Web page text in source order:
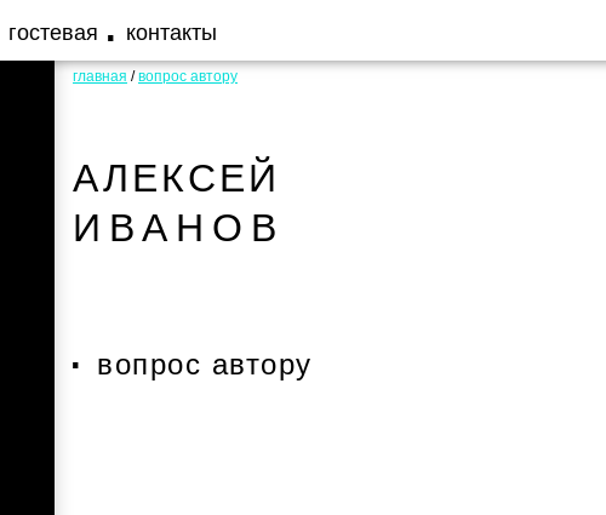
гостевая контакты
главная / вопрос автору
АЛЕКСЕЙ
ИВАНОВ
вопрос автору